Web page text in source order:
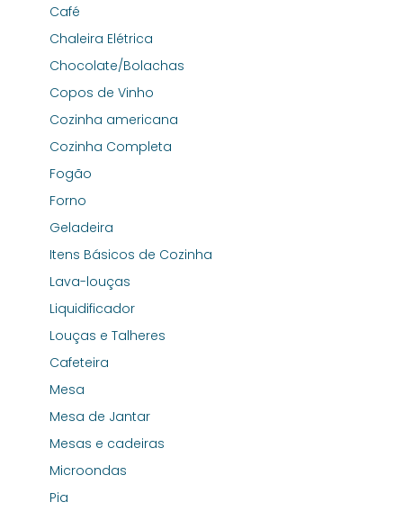
Café
Chaleira Elétrica
Chocolate/Bolachas
Copos de Vinho
Cozinha americana
Cozinha Completa
Fogão
Forno
Geladeira
Itens Básicos de Cozinha
Lava-louças
Liquidificador
Louças e Talheres
Cafeteira
Mesa
Mesa de Jantar
Mesas e cadeiras
Microondas
Pia